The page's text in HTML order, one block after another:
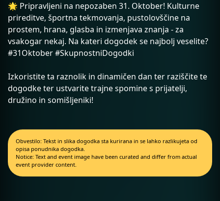
🌟 Pripravljeni na nepozaben 31. Oktober! Kulturne
prireditve, športna tekmovanja, pustolovščine na
prostem, hrana, glasba in izmenjava znanja - za
vsakogar nekaj. Na kateri dogodek se najbolj veselite?
#31Oktober #SkupnostniDogodki
Izkoristite ta raznolik in dinamičen dan ter raziščite te
dogodke ter ustvarite trajne spomine s prijatelji,
družino in somišljeniki!
Obvestilo: Tekst in slika dogodka sta kurirana in se lahko razlikujeta od
opisa ponudnika dogodka.
Notice: Text and event image have been curated and differ from actual
event provider content.